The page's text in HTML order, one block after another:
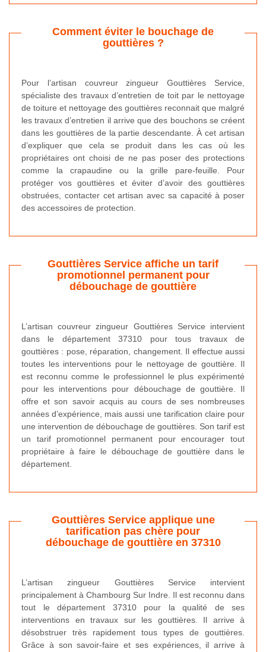
Comment éviter le bouchage de
gouttières ?
Pour l’artisan couvreur zingueur Gouttières Service,
spécialiste des travaux d’entretien de toit par le nettoyage
de toiture et nettoyage des gouttières reconnait que malgré
les travaux d’entretien il arrive que des bouchons se créent
dans les gouttières de la partie descendante. À cet artisan
d’expliquer que cela se produit dans les cas où les
propriétaires ont choisi de ne pas poser des protections
comme la crapaudine ou la grille pare-feuille. Pour
protéger vos gouttières et éviter d’avoir des gouttières
obstruées, contacter cet artisan avec sa capacité à poser
des accessoires de protection.
Gouttières Service affiche un tarif
promotionnel permanent pour
débouchage de gouttière
L’artisan couvreur zingueur Gouttières Service intervient
dans le département 37310 pour tous travaux de
gouttières : pose, réparation, changement. Il effectue aussi
toutes les interventions pour le nettoyage de gouttière. Il
est reconnu comme le professionnel le plus expérimenté
pour les interventions pour débouchage de gouttière. Il
offre et son savoir acquis au cours de ses nombreuses
années d’expérience, mais aussi une tarification claire pour
une intervention de débouchage de gouttières. Son tarif est
un tarif promotionnel permanent pour encourager tout
propriétaire à faire le débouchage de gouttière dans le
département.
Gouttières Service applique une
tarification pas chère pour
débouchage de gouttière en 37310
L’artisan zingueur Gouttières Service intervient
principalement à Chambourg Sur Indre. Il est reconnu dans
tout le département 37310 pour la qualité de ses
interventions en travaux sur les gouttières. Il arrive à
désobstruer très rapidement tous types de gouttières.
Grâce à son savoir-faire et ses expériences, il arrive à